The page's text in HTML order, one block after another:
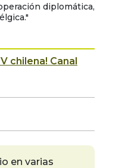
diplomática,
chilena! Canal
en varias